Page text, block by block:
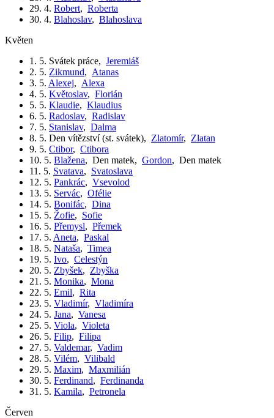
29. 4. Robert, Roberta
30. 4. Blahoslav, Blahoslava
květen
1. 5. Svátek práce, Jeremiáš
2. 5. Zikmund, Atanas
3. 5. Alexej, Alexa
4. 5. Květoslav, Florián
5. 5. Klaudie, Klaudius
6. 5. Radoslav, Radislav
7. 5. Stanislav, Dalma
8. 5. Den vítězství (st. svátek), Zlatomír, Zlatan
9. 5. Ctibor, Ctibora
10. 5. Blažena, Den matek, Gordon, Den matek
11. 5. Svatava, Svatoslava
12. 5. Pankrác, Vsevolod
13. 5. Servác, Ofélie
14. 5. Bonifác, Dina
15. 5. Žofie, Sofie
16. 5. Přemysl, Přemek
17. 5. Aneta, Paskal
18. 5. Nataša, Timea
19. 5. Ivo, Celestýn
20. 5. Zbyšek, Zbyška
21. 5. Monika, Mona
22. 5. Emil, Rita
23. 5. Vladimír, Vladimíra
24. 5. Jana, Vanesa
25. 5. Viola, Violeta
26. 5. Filip, Filipa
27. 5. Valdemar, Vadim
28. 5. Vilém, Vilibald
29. 5. Maxim, Maxmilián
30. 5. Ferdinand, Ferdinanda
31. 5. Kamila, Petronela
červen